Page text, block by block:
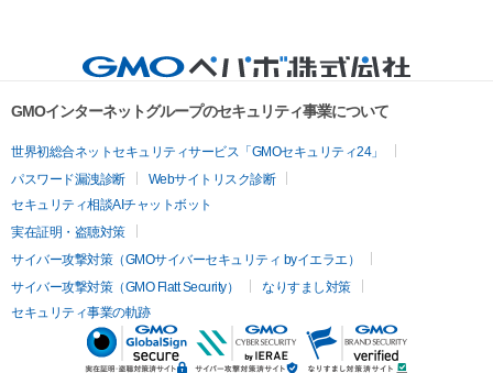
GMOインターネットグループのセキュリティ事業について
世界初総合ネットセキュリティサービス「GMOセキュリティ24」
パスワード漏洩診断
Webサイトリスク診断
セキュリティ相談AIチャットボット
実在証明・盗聴対策
サイバー攻撃対策（GMOサイバーセキュリティ byイエラエ）
サイバー攻撃対策（GMO Flatt Security）
なりすまし対策
セキュリティ事業の軌跡